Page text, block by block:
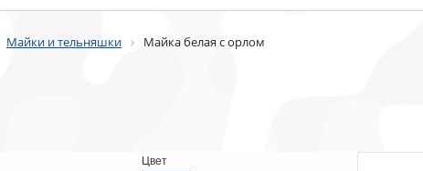
Майки и тельняшки Майка белая с орлом
Цвет